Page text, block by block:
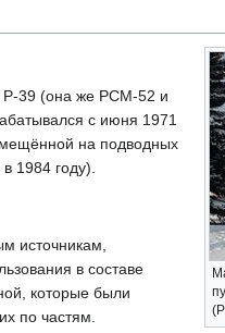
Р-39 (она же РСМ-52 и
с июня 1971
на подводных
1984 году).
источникам,
в составе
которые были
по частям.